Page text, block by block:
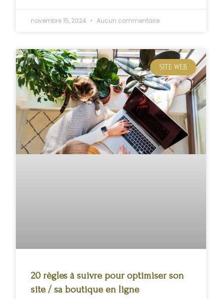
novembre 15, 2024 Aucun commentaire
SITE WEB
20 règles à suivre pour optimiser son
site / sa boutique en ligne